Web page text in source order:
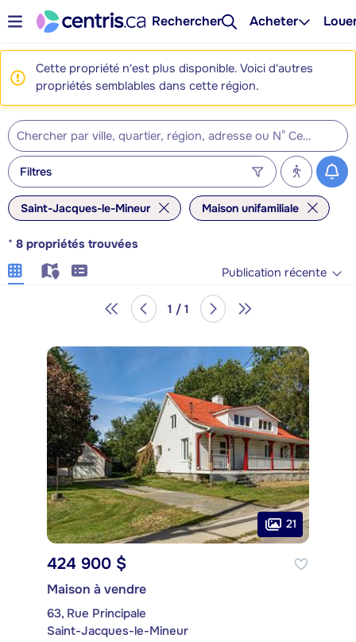
Rechercher Acheter
Cette propriété n'est plus disponible. Voici d'autres
propriétés semblables dans cette région.
Filtres
Saint-Jacques-le-Mineur Maison unifamiliale
* 8 propriétés trouvées
Publication récente
1 / 1
21
424 900 $
Maison à vendre
63, Rue Principale
Saint-Jacques-le-Mineur